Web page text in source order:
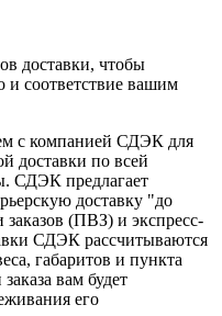
доставки, чтобы
и соответствие вашим
с компанией СДЭК для
доставки по всей
СДЭК предлагает
доставку "до
заказов (ПВЗ) и экспресс-
СДЭК рассчитываются
габаритов и пункта
вам будет
его